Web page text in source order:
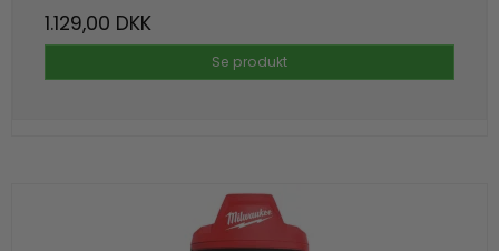
1.129,00 DKK
Se produkt